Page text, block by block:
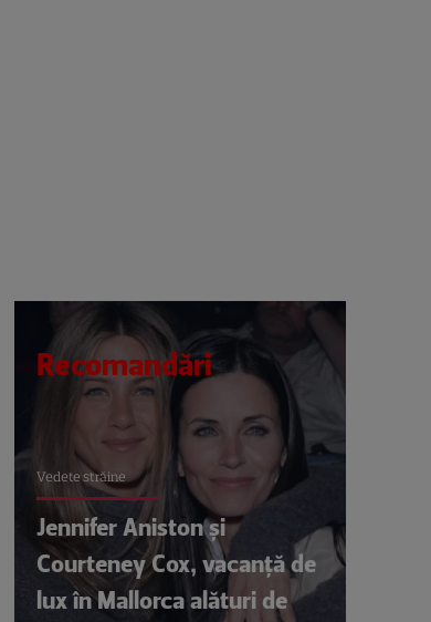
Recomandări
Vedete străine
Jennifer Aniston și
Courteney Cox, vacanță de
lux în Mallorca alături de